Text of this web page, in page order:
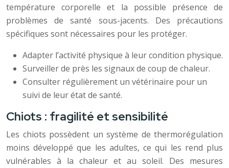
température corporelle et la possible présence de
problèmes de santé sous-jacents. Des précautions
spécifiques sont nécessaires pour les protéger.
Adapter l’activité physique à leur condition physique.
Surveiller de près les signaux de coup de chaleur.
Consulter régulièrement un vétérinaire pour un
suivi de leur état de santé.
Chiots : fragilité et sensibilité
Les chiots possèdent un système de thermorégulation
moins développé que les adultes, ce qui les rend plus
vulnérables à la chaleur et au soleil. Des mesures